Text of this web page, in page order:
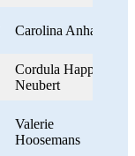
Carolina Anhamm
Cordula Happe-
Neubert
Valerie
Hoosemans